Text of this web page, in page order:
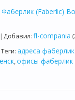
(Faberlic)
| Добавил: fl-compania
Теги: адреса
,офисы фаберлик